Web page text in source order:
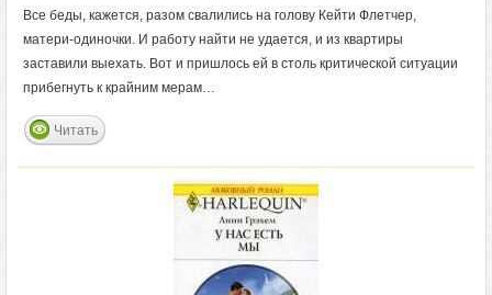
Все беды, кажется, разом свалились на голову Кейти Флетчер,
матери-одиночки. И работу найти не удается, и из квартиры
заставили выехать. Вот и пришлось ей в столь критической ситуации
прибегнуть к крайним мерам…
Читать